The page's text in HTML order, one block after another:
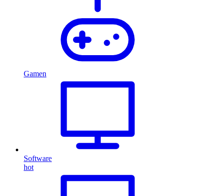
Gamen
Software
hot